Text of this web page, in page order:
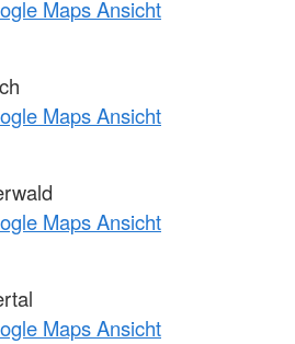
Maps Ansicht
Maps Ansicht
Maps Ansicht
Maps Ansicht